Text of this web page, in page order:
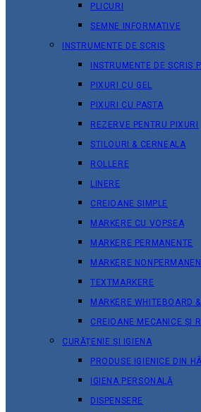
PLICURI
SEMNE INFORMATIVE
INSTRUMENTE DE SCRIS
INSTRUMENTE DE SCRIS
PIXURI CU GEL
PIXURI CU PASTA
REZERVE PENTRU PIXURI
STILOURI & СERNEALA
ROLLERE
LINERE
CREIOANE SIMPLE
MARKERE CU VOPSEA
MARKERE PERMANENTE
MARKERE
TEXTMARKERE
MARKERE WHITEBOARD
CREIOANE MECANICE ȘI
CURĂȚENIE ȘI IGIENA
PRODUSE IGIENICE DIN
IGIENA PERSONALĂ
DISPENSERE